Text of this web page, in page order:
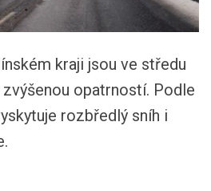
kraji jsou ve středu
opatrností. Podle
rozbředlý sníh i